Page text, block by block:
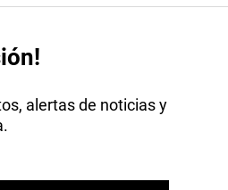
alertas de noticias y